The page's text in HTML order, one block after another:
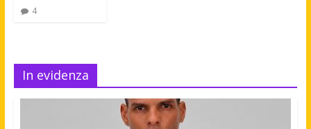
4
In evidenza